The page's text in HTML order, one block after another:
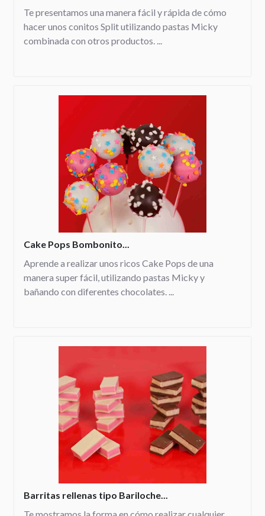
Te presentamos una manera fácil y rápida de cómo
hacer unos conitos Split utilizando pastas Micky
combinada con otros productos. ...
Cake Pops Bombonito...
Aprende a realizar unos ricos Cake Pops de una
manera super fácil, utilizando pastas Micky y
bañando con diferentes chocolates. ...
Barritas rellenas tipo Bariloche...